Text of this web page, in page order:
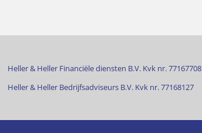
Heller & Heller Financiële diensten B.V. Kvk nr. 77167708
Heller & Heller Bedrijfsadviseurs B.V. Kvk nr. 77168127